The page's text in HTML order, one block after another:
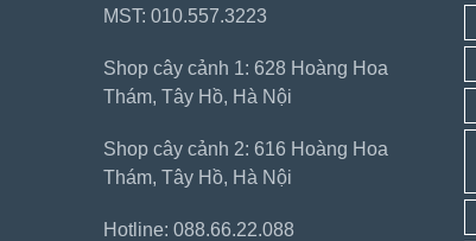
MST: 010.557.3223
Shop cây cảnh 1: 628 Hoàng Hoa
Thám, Tây Hồ, Hà Nội
Shop cây cảnh 2: 616 Hoàng Hoa
Thám, Tây Hồ, Hà Nội
Hotline: 088.66.22.088